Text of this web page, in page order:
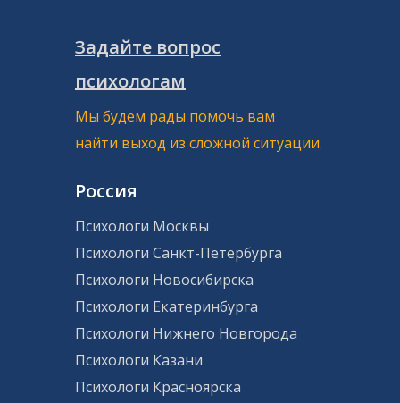
Задайте вопрос
психологам
Мы будем рады помочь вам
найти выход из сложной ситуации.
Россия
Психологи Москвы
Психологи Санкт-Петербурга
Психологи Новосибирска
Психологи Екатеринбурга
Психологи Нижнего Новгорода
Психологи Казани
Психологи Красноярска